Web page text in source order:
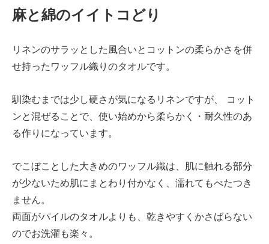
麻と綿のイイトコどり
リネンのサラッとした風合いとコットンの柔らかさを併
せ持ったワッフル織りのタオルです。
馴染むまでは少し硬さが気になるリネンですが、 コット
ンと混ぜることで、使い始めから柔らかく・耐久性のあ
る作りになっています。
でこぼことした大きめのワッフル織は、肌に触れる部分
が少ないため肌にまとわり付かなく、濡れてもべたつき
ません。
両面がパイルのタオルよりも、乾きやすくかさばらない
のでお洗濯も楽々。